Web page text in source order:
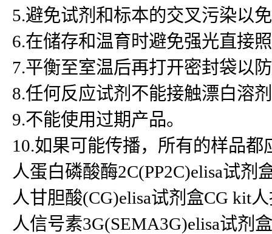
5.避免试剂和标本的交叉污染以
6.在储存和温育时避免强光直接
7.平衡至室温后再打开密封袋以
8.任何反应试剂不能接触漂白溶
9.不能使用过期产品。
10.如果可能传播，所有的样品
人蛋白磷酸酶2C(PP2C)elisa试剂
人甘胆酸(CG)elisa试剂盒CG kit
人信号素3G(SEMA3G)elisa试剂